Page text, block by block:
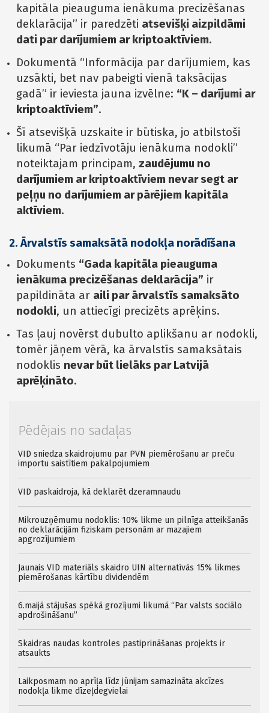
kapitāla pieauguma ienākuma precizēšanas
deklarācija” ir paredzēti atsevišķi aizpildāmi
dati par darījumiem ar kriptoaktīviem.
Dokumentā “Informācija par darījumiem, kas
uzsākti, bet nav pabeigti vienā taksācijas
gadā” ir ieviesta jauna izvēlne: “K – darījumi ar
kriptoaktīviem”.
Šī atsevišķā uzskaite ir būtiska, jo atbilstoši
likumā “Par iedzīvotāju ienākuma nodokli”
noteiktajam principam, zaudējumu no
darījumiem ar kriptoaktīviem nevar segt ar
peļņu no darījumiem ar pārējiem kapitāla
aktīviem.
2. Ārvalstīs samaksātā nodokļa norādīšana
Dokuments “Gada kapitāla pieauguma
ienākuma precizēšanas deklarācija” ir
papildināta ar aili par ārvalstīs samaksāto
nodokli, un attiecīgi precizēts aprēķins.
Tas ļauj novērst dubulto aplikšanu ar nodokli,
tomēr jāņem vērā, ka ārvalstīs samaksātais
nodoklis nevar būt lielāks par Latvijā
aprēķināto.
Pēdējais no sadaļas
VID sniedza skaidrojumu par PVN piemērošanu ar preču
importu saistītiem pakalpojumiem
VID paskaidroja, kā deklarēt dzeramnaudu
Mikrouzņēmumu nodoklis: 10% likme un pilnīga atteikšanās
no deklarācijām fiziskam personām ar mazajiem
apgrozījumiem
Jaunais VID materiāls skaidro UIN alternatīvās 15% likmes
piemērošanas kārtību dividendēm
6.maijā stājušas spēkā grozījumi likumā “Par valsts sociālo
apdrošināšanu”
Skaidras naudas kontroles pastiprināšanas projekts ir
atsaukts
Laikposmam no aprīļa līdz jūnijam samazināta akcīzes
nodokļa likme dīzeļdegvielai